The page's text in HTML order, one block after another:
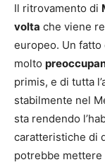
Il ritrovamento di
volta che viene
europeo. Un
molto
primis, e di tutta
stabilmente nel
sta rendendo
caratteristiche di
potrebbe mettere